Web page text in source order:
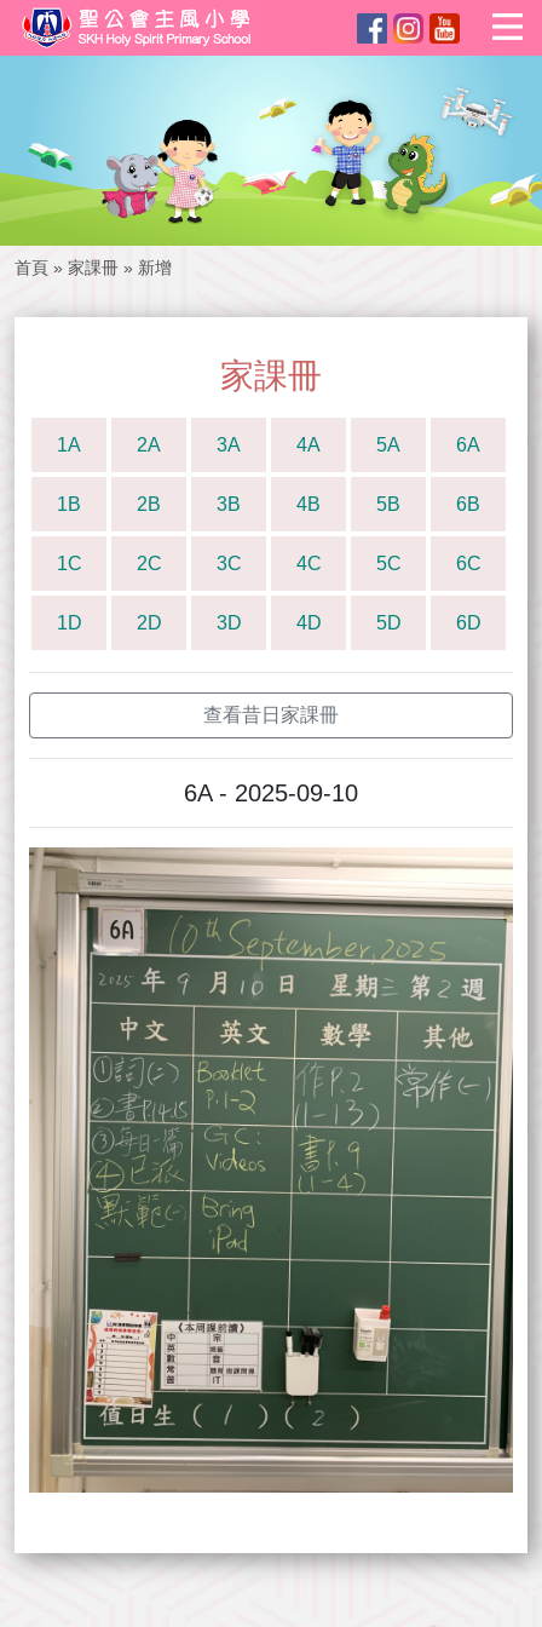
首頁 » 家課冊 » 新增
家課冊
1A 2A 3A 4A 5A 6A
1B 2B 3B 4B 5B 6B
1C 2C 3C 4C 5C 6C
1D 2D 3D 4D 5D 6D
查看昔日家課冊
6A - 2025-09-10